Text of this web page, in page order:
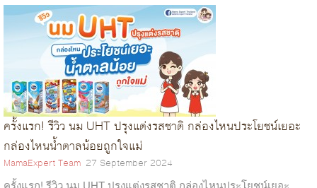
ครั้งแรก! รีวิว นม UHT ปรุงแต่งรสชาติ กล่องไหนประโยชน์เยอะ
กล่องไหนน้ำตาลน้อยถูกใจแม่
MamaExpert Team 27 September 2024
ครั้งแรก! รีวิว นม UHT ปรุงแต่งรสชาติ กล่องไหนประโยชน์เยอะ